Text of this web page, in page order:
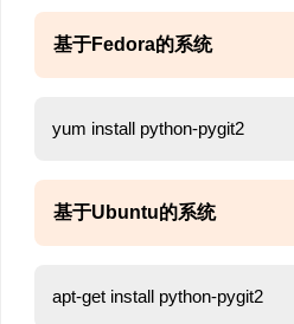
基于Fedora的系统
基于Ubuntu的系统